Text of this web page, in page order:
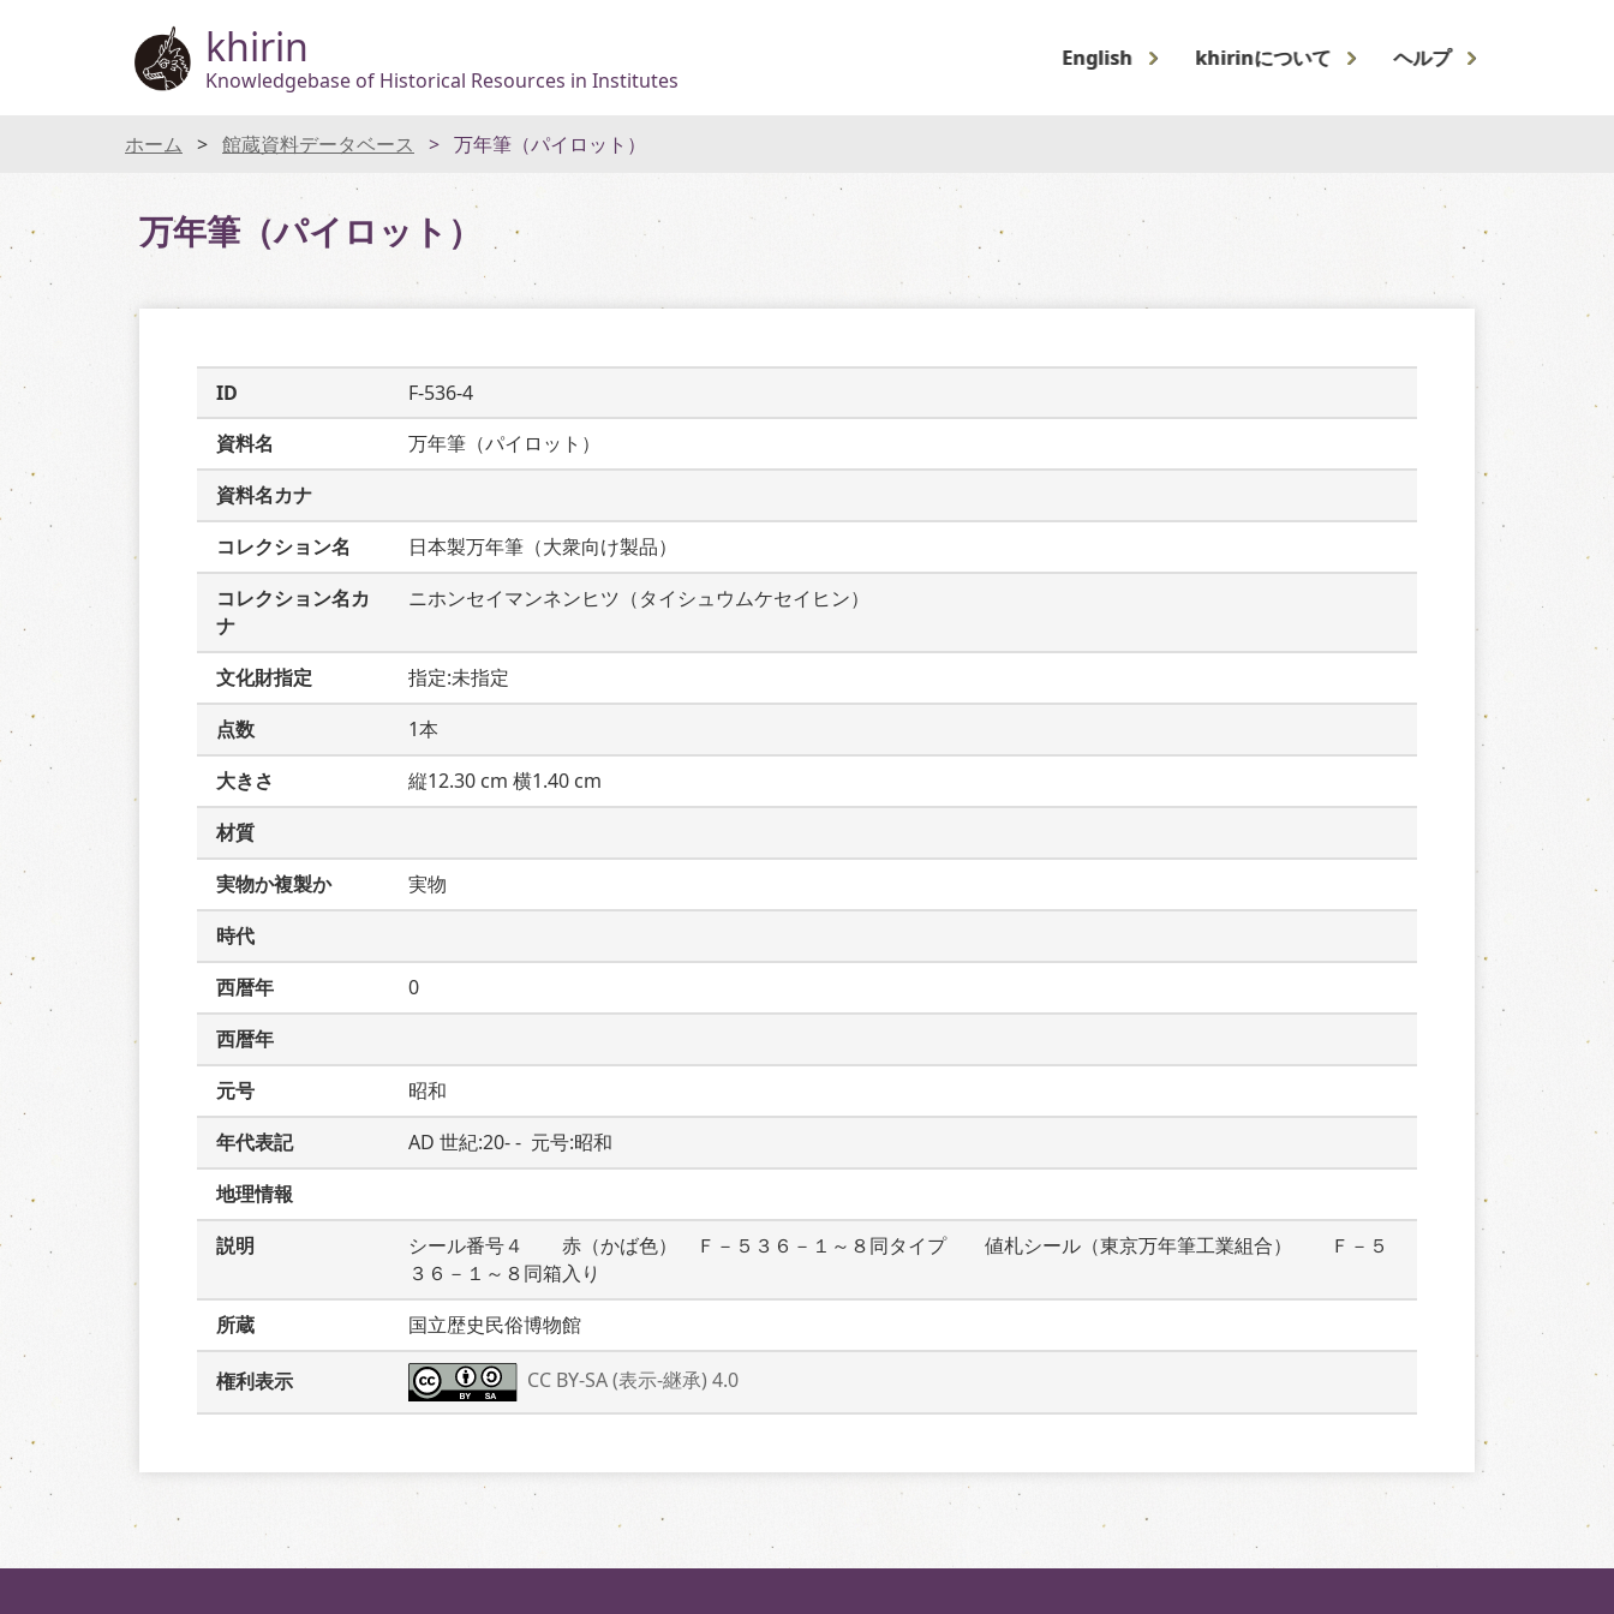
khirin
Knowledgebase of Historical Resources in Institutes
English khirinについて ヘルプ
ホーム 館蔵資料データベース 万年筆（パイロット）
万年筆（パイロット）
ID
F-536-4
資料名
万年筆（パイロット）
資料名カナ
コレクション名
日本製万年筆（大衆向け製品）
コレクション名カ
ナ
ニホンセイマンネンヒツ（タイシュウムケセイヒン）
文化財指定
指定:未指定
点数
1本
大きさ
縦12.30 cm 横1.40 cm
材質
実物か複製か
実物
時代
西暦年
0
西暦年
元号
昭和
年代表記
AD 世紀:20- -  元号:昭和
地理情報
説明
シール番号４　　赤（かば色）　Ｆ－５３６－１～８同タイプ　　値札シール（東京万年筆工業組合）　　Ｆ－５
３６－１～８同箱入り
所蔵
国立歴史民俗博物館
権利表示 CC BY-SA (表示-継承) 4.0